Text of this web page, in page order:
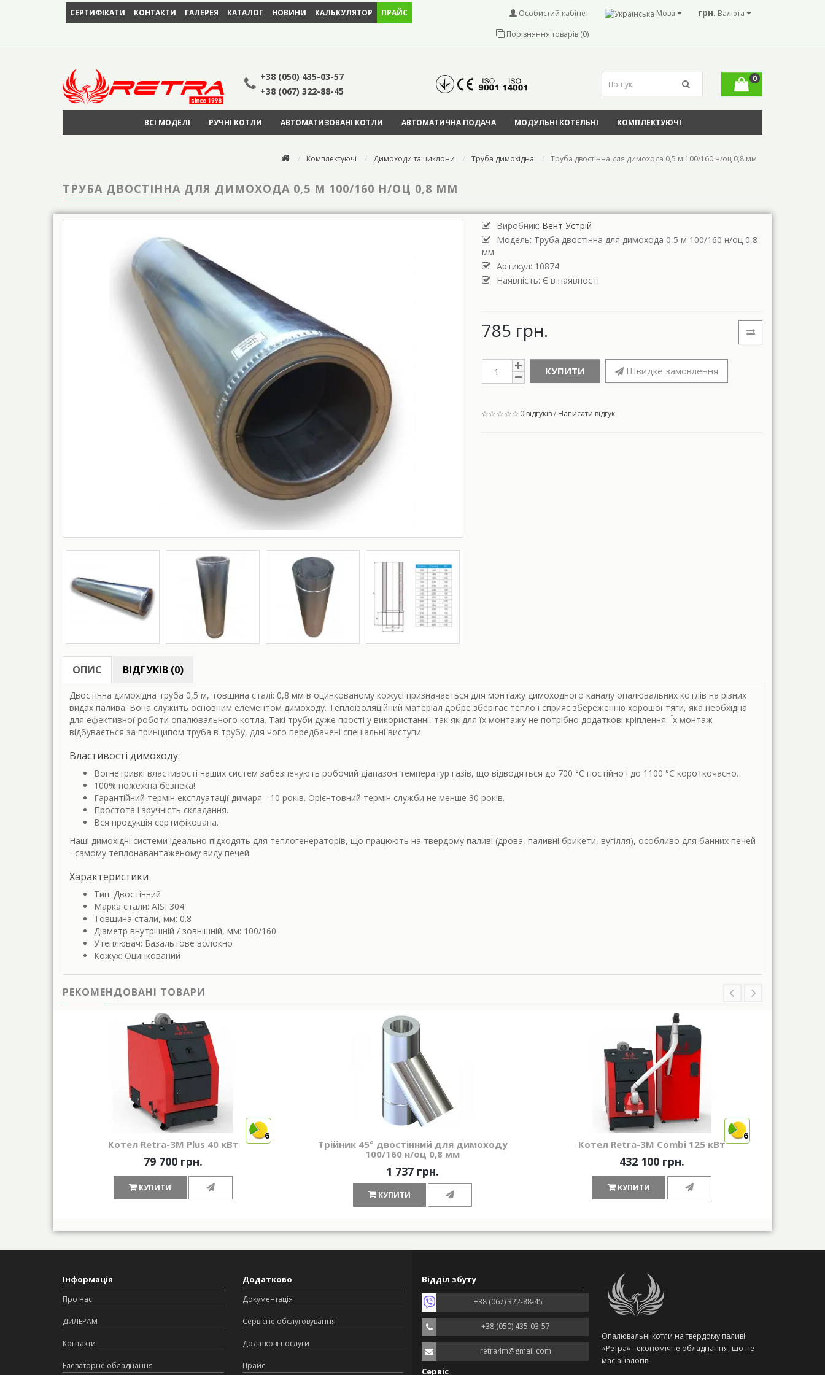
СЕРТИФІКАТИ КОНТАКТИ ГАЛЕРЕЯ КАТАЛОГ НОВИНИ КАЛЬКУЛЯТОР ПРАЙС грн. Валюта
Мова
Особистий кабінет
Порівняння товарів (0)
+38 (050) 435-03-57
+38 (067) 322-88-45
0
ВСІ МОДЕЛІ РУЧНІ КОТЛИ АВТОМАТИЗОВАНІ КОТЛИ АВТОМАТИЧНА ПОДАЧА МОДУЛЬНІ КОТЕЛЬНІ КОМПЛЕКТУЮЧІ
Комплектуючі Димоходи та циклони Труба димохідна Труба двостінна для димохода 0,5 м 100/160 н/оц 0,8 мм
ТРУБА ДВОСТІННА ДЛЯ ДИМОХОДА 0,5 М 100/160 Н/ОЦ 0,8 ММ
Виробник: Вент Устрій
Модель: Труба двостінна для димохода 0,5 м 100/160 н/оц 0,8
мм
Артикул: 10874
Наявність: Є в наявності
785 грн.
КУПИТИ Швидке замовлення
0 відгуків/ Написати відгук
ОПИС ВІДГУКІВ (0)
Двостінна димохідна труба 0,5 м, товщина сталі: 0,8 мм в оцинкованому кожусі призначається для монтажу димоходного каналу опалювальних котлів на різних
видах палива. Вона служить основним елементом димоходу. Теплоізоляційний матеріал добре зберігає тепло і сприяє збереженню хорошої тяги, яка необхідна
для ефективної роботи опалювального котла. Такі труби дуже прості у використанні, так як для їх монтажу не потрібно додаткові кріплення. Їх монтаж
відбувається за принципом труба в трубу, для чого передбачені спеціальні виступи.
Властивості димоходу:
Вогнетривкі властивості наших систем забезпечують робочий діапазон температур газів, що відводяться до 700 °С постійно і до 1100 °С короткочасно.
100% пожежна безпека!
Гарантійний термін експлуатації димаря - 10 років. Орієнтовний термін служби не менше 30 років.
Простота і зручність складання.
Вся продукція сертифікована.
Наші димохідні системи ідеально підходять для теплогенераторів, що працюють на твердому паливі (дрова, паливні брикети, вугілля), особливо для банних печей
- самому теплонавантаженому виду печей.
Характеристики
Тип: Двостінний
Марка стали: AISI 304
Товщина стали, мм: 0.8
Діаметр внутрішній / зовнішній, мм: 100/160
Утеплювач: Базальтове волокно
Кожух: Оцинкований
РЕКОМЕНДОВАНІ ТОВАРИ
6
Котел Retra-3М Plus 40 кВт
79 700 грн.
КУПИТИ
Трійник 45° двостінний для димоходу
100/160 н/оц 0,8 мм
1 737 грн.
КУПИТИ
6
Котел Retra-3М Combi 125 кВт
432 100 грн.
КУПИТИ
Інформація
Про нас
ДИЛЕРАМ
Контакти
Елеваторне обладнання
Додатково
Документація
Сервісне обслуговування
Додаткові послуги
Прайс
Відділ збуту
+38 (067) 322-88-45
+38 (050) 435-03-57
retra4m@gmail.com
Сервіс
Опалювальні котли на твердому паливі
«Ретра» - економічне обладнання, що не
має аналогів!